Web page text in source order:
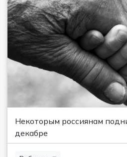
Некоторым россиянам
декабре